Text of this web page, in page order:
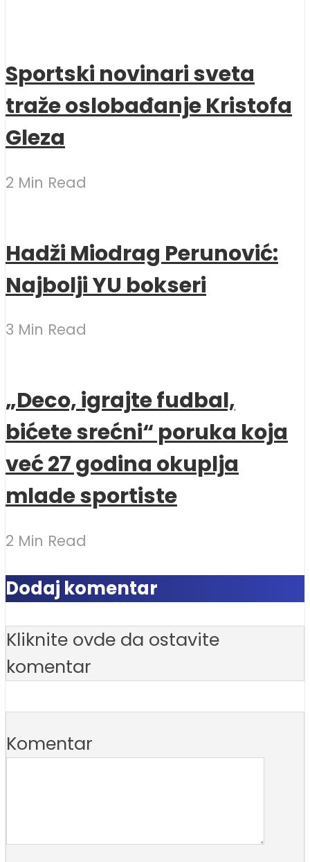
Sportski novinari sveta
traže oslobađanje Kristofa
Gleza
2 Min Read
Hadži Miodrag Perunović:
Najbolji YU bokseri
3 Min Read
„Deco, igrajte fudbal,
bićete srećni“ poruka koja
već 27 godina okuplja
mlade sportiste
2 Min Read
Dodaj komentar
Kliknite ovde da ostavite
komentar
Komentar